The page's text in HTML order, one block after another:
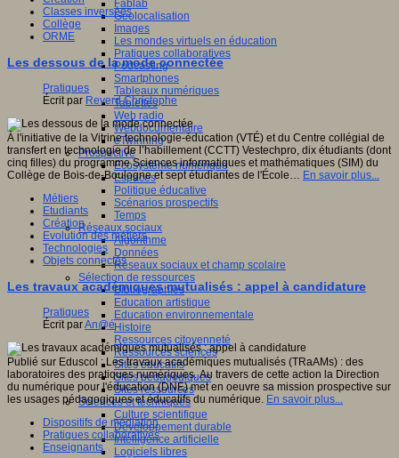
Fablab
Géolocalisation
Images
Les mondes virtuels en éducation
Pratiques collaboratives
Podcasting
Smartphones
Tableaux numériques
Tablettes
Web radio
Webdocumentaire
eTwinning
Prospective
Ecosystème numérique
Espaces
Politique éducative
Scénarios prospectifs
Temps
Réseaux sociaux
Algorithme
Données
Réseaux sociaux et champ scolaire
Sélection de ressources
Bibliographies
Education artistique
Education environnementale
Histoire
Ressources citoyenneté
Ressources sciences
Sites éducatifs
Sites pédagogiques
Sites ressources
Sciences et techniques
Culture scientifique
Développement durable
Intelligence artificielle
Logiciels libres
Classes inversées
Collège
ORME
Les dessous de la mode connectée
Pratiques
Écrit par Reverd Christophe
À l'initiative de la Vitrine technologie-éducation (VTÉ) et du Centre collégial de
transfert en technologie de l’habillement (CCTT) Vestechpro, dix étudiants (dont
cinq filles) du programme Sciences informatiques et mathématiques (SIM) du
Collège de Bois-de-Boulogne et sept étudiantes de l'École… En savoir plus...
Métiers
Etudiants
Création
Evolution des métiers
Technologies
Objets connectés
Les travaux académiques mutualisés : appel à candidature
Pratiques
Écrit parAn@é
Publié sur Eduscol : Les travaux académiques mutualisés (TRaAMs) : des
laboratoires des pratiques numériques. Au travers de cette action la Direction
du numérique pour l'éducation (DNE) met en oeuvre sa mission prospective sur
les usages pédagogiques et éducatifs du numérique. En savoir plus...
Dispositifs de médiation
Pratiques collaboratives
Enseignants